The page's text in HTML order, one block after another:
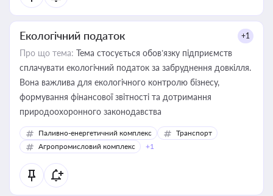
Екологічний податок +1
Про що тема: Тема стосується обов’язку підприємств
сплачувати екологічний податок за забруднення довкілля.
Вона важлива для екологічного контролю бізнесу,
формування фінансової звітності та дотримання
природоохоронного законодавства
Паливно-енергетичний комплекс
Транспорт
Агропромисловий комплекс
+1